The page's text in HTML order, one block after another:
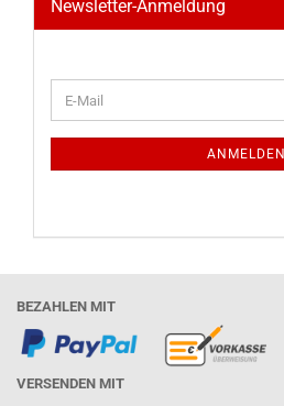
Newsletter-Anmeldung
ZUR
E-
Mail
ANMELDEN
BEZAHLEN MIT
VERSENDEN MIT